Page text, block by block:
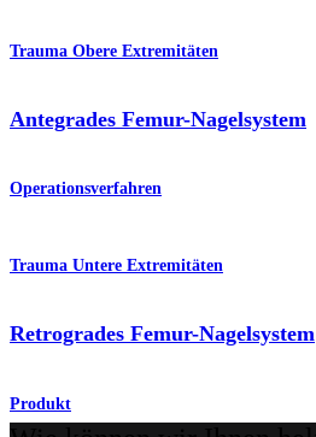
Trauma Obere Extremitäten
Antegrades Femur-Nagelsystem
Operationsverfahren
Trauma Untere Extremitäten
Retrogrades Femur-Nagelsystem
Produkt